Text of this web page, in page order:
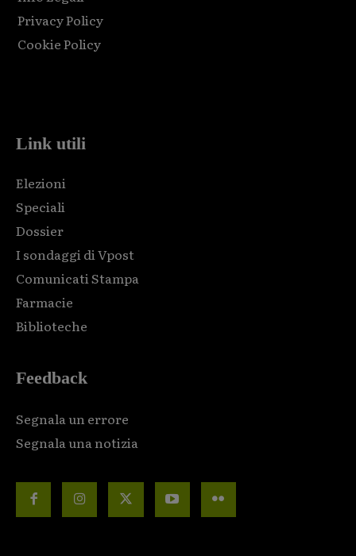
Privacy Policy
Cookie Policy
Link utili
Elezioni
Speciali
Dossier
I sondaggi di Vpost
Comunicati Stampa
Farmacie
Biblioteche
Feedback
Segnala un errore
Segnala una notizia